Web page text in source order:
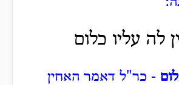
לה עליו כלום
- כר"ל דאמר האחין